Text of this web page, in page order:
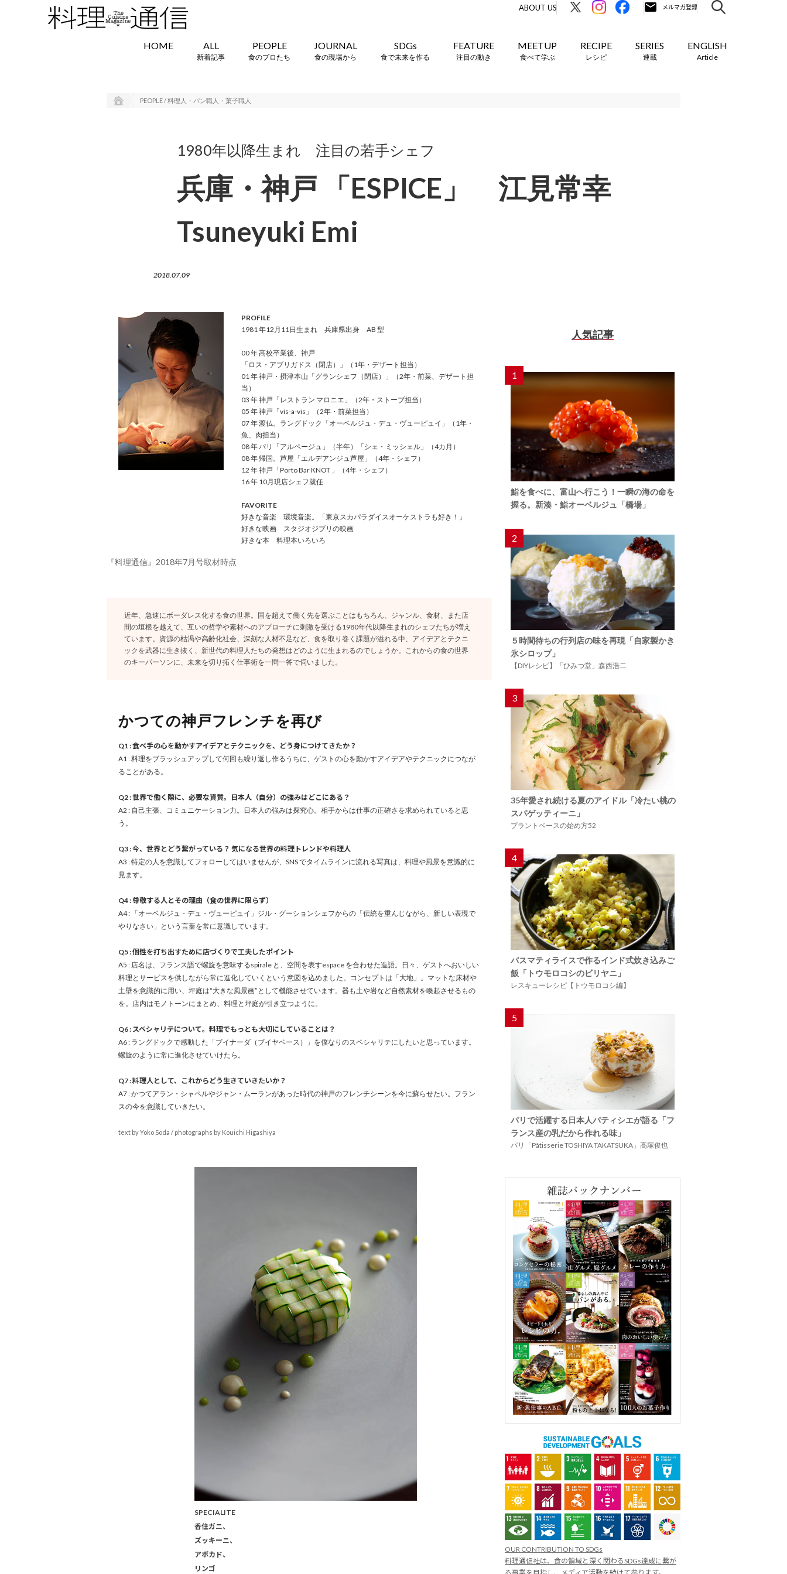
ABOUT US
HOME ALL
新着記事
PEOPLE
食のプロたち
JOURNAL
食の現場から
SDGs
食で未来を作る
FEATURE
注目の動き
MEETUP
食べて学ぶ
RECIPE
レシピ
SERIES
連載
ENGLISH
Article
PEOPLE / 料理人・パン職人・菓子職人
1980年以降生まれ 注目の若手シェフ
兵庫・神戸 「ESPICE」 江見常幸
Tsuneyuki Emi
2018.07.09
PROFILE
1981 年12月11日生まれ 兵庫県出身 AB 型
00 年 高校卒業後、神戸
「ロス・アブリガドス（閉店）」（1年・デザート担当）
01 年 神戸・摂津本山「グランシェフ（閉店）」（2年・前菜、デザート担
当）
03 年 神戸「レストラン マロニエ」（2年・ストーブ担当）
05 年 神戸「vis-a-vis」（2年・前菜担当）
07 年 渡仏。ラングドック「オーベルジュ・デュ・ヴューピュイ」（1年・
魚、肉担当）
08 年 パリ「アルページュ」（半年）「シェ・ミッシェル」（4カ月）
08 年 帰国。芦屋「エルデアンジュ芦屋」（4年・シェフ）
12 年 神戸「Porto Bar KNOT 」（4年・シェフ）
16 年 10月現店シェフ就任
FAVORITE
好きな音楽 環境音楽。「東京スカパラダイスオーケストラも好き！」
好きな映画 スタジオジブリの映画
好きな本 料理本いろいろ
『料理通信』2018年7月号取材時点
近年、急速にボーダレス化する食の世界。国を超えて働く先を選ぶことはもちろん、ジャンル、食材、また店
間の垣根を越えて、互いの哲学や素材へのアプローチに刺激を受ける1980年代以降生まれのシェフたちが増え
ています。資源の枯渇や高齢化社会、深刻な人材不足など、食を取り巻く課題が溢れる中、アイデアとテクニ
ックを武器に生き抜く、新世代の料理人たちの発想はどのように生まれるのでしょうか。これからの食の世界
のキーパーソンに、未来を切り拓く仕事術を一問一答で伺いました。
かつての神戸フレンチを再び
Q1 : 食べ手の心を動かすアイデアとテクニックを、どう身につけてきたか？
A1 : 料理をブラッシュアップして何回も繰り返し作るうちに、ゲストの心を動かすアイデアやテクニックにつなが
ることがある。
Q2 : 世界で働く際に、必要な資質。日本人（自分）の強みはどこにある？
A2 : 自己主張、コミュニケーション力。日本人の強みは探究心。相手からは仕事の正確さを求められていると思
う。
Q3 : 今、世界とどう繋がっている？ 気になる世界の料理トレンドや料理人
A3 : 特定の人を意識してフォローしてはいませんが、SNS でタイムラインに流れる写真は、料理や風景を意識的に
見ます。
Q4 : 尊敬する人とその理由（食の世界に限らず）
A4 : 「オーベルジュ・デュ・ヴューピュイ」ジル・グーションシェフからの「伝統を重んじながら、新しい表現で
やりなさい」という言葉を常に意識しています。
Q5 : 個性を打ち出すために店づくりで工夫したポイント
A5 : 店名は、フランス語で螺旋を意味するspirale と、空間を表すespace を合わせた造語。日々、ゲストへおいしい
料理とサービスを供しながら常に進化していくという意図を込めました。コンセプトは「大地」。マットな床材や
土壁を意識的に用い、坪庭は“大きな風景画”として機能させています。器も土や岩など自然素材を喚起させるもの
を。店内はモノトーンにまとめ、料理と坪庭が引き立つように。
Q6 : スペシャリテについて。料理でもっとも大切にしていることは？
A6 : ラングドックで感動した「ブイナーダ（ブイヤベース）」を僕なりのスペシャリテにしたいと思っています。
螺旋のように常に進化させていけたら。
Q7 : 料理人として、これからどう生きていきたいか？
A7 : かつてアラン・シャペルやジャン・ムーランがあった時代の神戸のフレンチシーンを今に蘇らせたい。フラン
スの今を意識していきたい。
text by Yoko Soda / photographs by Kouichi Higashiya
SPECIALITE
香住ガニ、
ズッキーニ、
アボカド、
リンゴ
人気記事
1
鮨を食べに、富山へ行こう！一瞬の海の命を
握る。新湊・鮨オーベルジュ「橋場」
2
５時間待ちの行列店の味を再現「自家製かき
氷シロップ」
【DIYレシピ】「ひみつ堂」森西浩二
3
35年愛され続ける夏のアイドル「冷たい桃の
スパゲッティーニ」
プラントベースの始め方52
4
バスマティライスで作るインド式炊き込みご
飯「トウモロコシのビリヤニ」
レスキューレシピ【トウモロコシ編】
5
パリで活躍する日本人パティシエが語る「フ
ランス産の乳だから作れる味」
パリ「Pâtisserie TOSHIYA TAKATSUKA」高塚俊也
OUR CONTRIBUTION TO SDGs
料理通信社は、食の領域と深く関わるSDGs達成に繋が